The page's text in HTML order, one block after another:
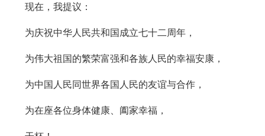
现在，我提议：
为庆祝中华人民共和国成立七十二周年，
为伟大祖国的繁荣富强和各族人民的幸福安康，
为中国人民同世界各国人民的友谊与合作，
为在座各位身体健康、阖家幸福，